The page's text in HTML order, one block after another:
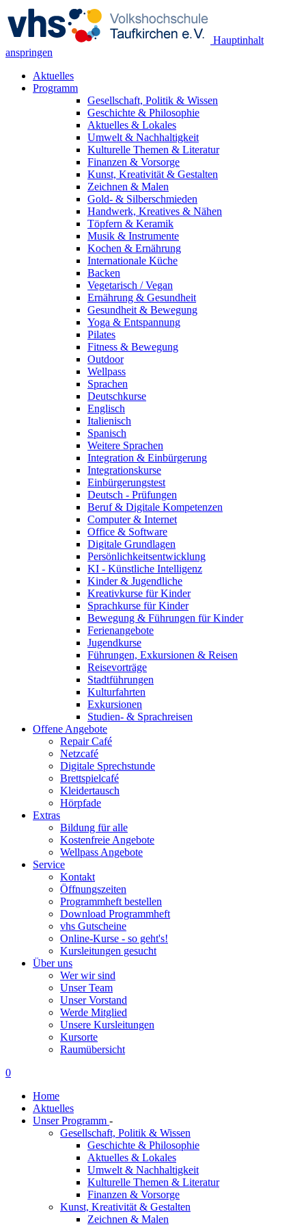
Hauptinhalt
anspringen
Aktuelles
Programm
Gesellschaft, Politik & Wissen
Geschichte & Philosophie
Aktuelles & Lokales
Umwelt & Nachhaltigkeit
Kulturelle Themen & Literatur
Finanzen & Vorsorge
Kunst, Kreativität & Gestalten
Zeichnen & Malen
Gold- & Silberschmieden
Handwerk, Kreatives & Nähen
Töpfern & Keramik
Musik & Instrumente
Kochen & Ernährung
Internationale Küche
Backen
Vegetarisch / Vegan
Ernährung & Gesundheit
Gesundheit & Bewegung
Yoga & Entspannung
Pilates
Fitness & Bewegung
Outdoor
Wellpass
Sprachen
Deutschkurse
Englisch
Italienisch
Spanisch
Weitere Sprachen
Integration & Einbürgerung
Integrationskurse
Einbürgerungstest
Deutsch - Prüfungen
Beruf & Digitale Kompetenzen
Computer & Internet
Office & Software
Digitale Grundlagen
Persönlichkeitsentwicklung
KI - Künstliche Intelligenz
Kinder & Jugendliche
Kreativkurse für Kinder
Sprachkurse für Kinder
Bewegung & Führungen für Kinder
Ferienangebote
Jugendkurse
Führungen, Exkursionen & Reisen
Reisevorträge
Stadtführungen
Kulturfahrten
Exkursionen
Studien- & Sprachreisen
Offene Angebote
Repair Café
Netzcafé
Digitale Sprechstunde
Brettspielcafé
Kleidertausch
Hörpfade
Extras
Bildung für alle
Kostenfreie Angebote
Wellpass Angebote
Service
Kontakt
Öffnungszeiten
Programmheft bestellen
Download Programmheft
vhs Gutscheine
Online-Kurse - so geht's!
Kursleitungen gesucht
Über uns
Wer wir sind
Unser Team
Unser Vorstand
Werde Mitglied
Unsere Kursleitungen
Kursorte
Raumübersicht
0
Home
Aktuelles
Unser Programm -
Gesellschaft, Politik & Wissen
Geschichte & Philosophie
Aktuelles & Lokales
Umwelt & Nachhaltigkeit
Kulturelle Themen & Literatur
Finanzen & Vorsorge
Kunst, Kreativität & Gestalten
Zeichnen & Malen